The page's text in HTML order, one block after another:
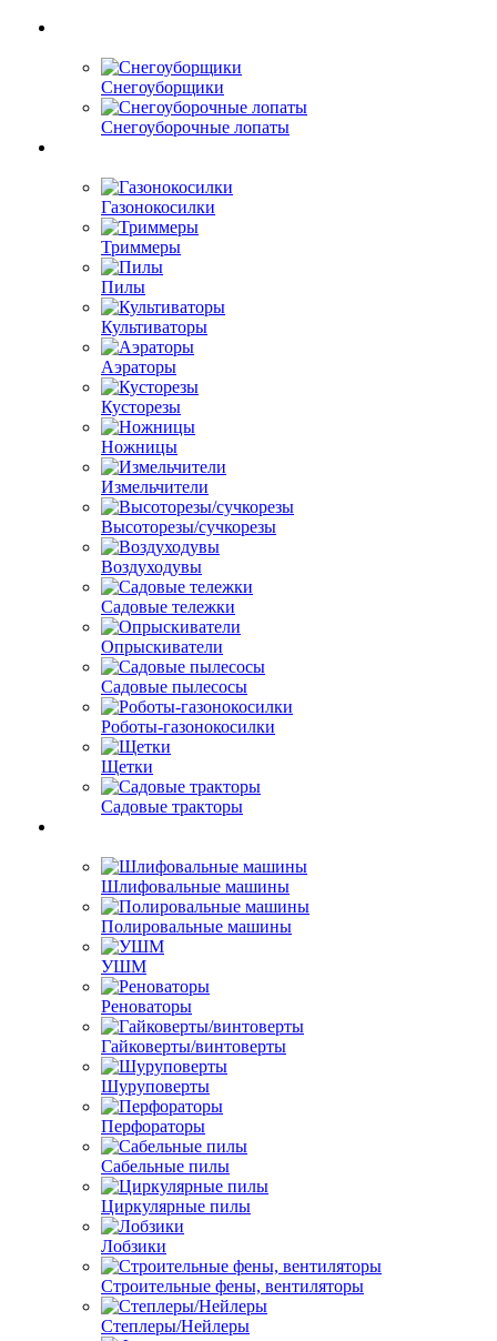
Снегоуборщики
Снегоуборочные лопаты
Газонокосилки
Триммеры
Пилы
Культиваторы
Аэраторы
Кусторезы
Ножницы
Измельчители
Высоторезы/сучкорезы
Воздуходувы
Садовые тележки
Опрыскиватели
Садовые пылесосы
Роботы-газонокосилки
Щетки
Садовые тракторы
Шлифовальные машины
Полировальные машины
УШМ
Реноваторы
Гайковерты/винтоверты
Шуруповерты
Перфораторы
Сабельные пилы
Циркулярные пилы
Лобзики
Строительные фены, вентиляторы
Степлеры/Нейлеры